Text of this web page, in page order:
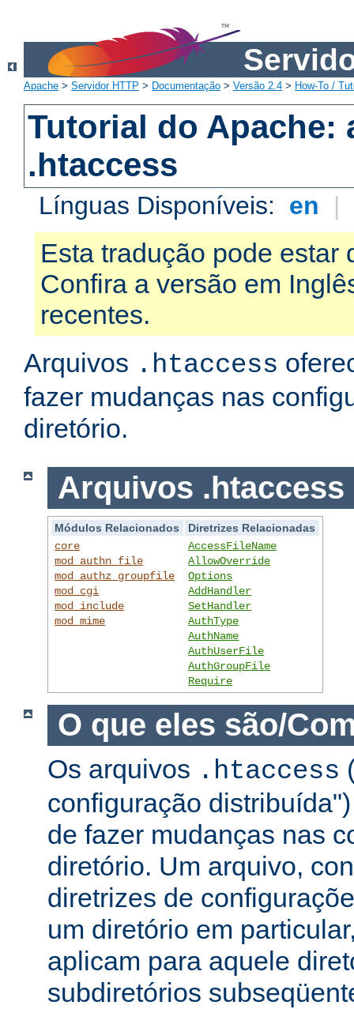
Apache > Servidor HTTP > Documentação > Versão 2.4 > How-To /
Tutorial do Apache:
.htaccess
Línguas Disponíveis: en |
Esta tradução pode estar
Confira a versão em
recentes.
Arquivos .htaccess
fazer mudanças nas
diretório.
Arquivos .htaccess
Módulos Relacionados
Diretrizes Relacionadas
core
mod_authn_file
mod_authz_groupfile
mod_cgi
mod_include
mod_mime
AccessFileName
AllowOverride
Options
AddHandler
SetHandler
AuthType
AuthName
AuthUserFile
AuthGroupFile
Require
O que eles são/
Os arquivos .htaccess
configuração
de fazer mudanças nas
diretório. Um arquivo,
diretrizes de
um diretório em
aplicam para aquele
subdiretórios